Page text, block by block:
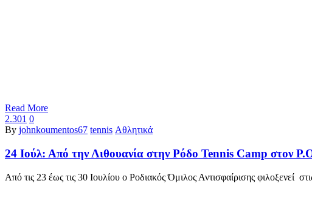
Read More
2.301 0
By johnkoumentos67 tennis Αθλητικά
24 Ιούλ: Από την Λιθουανία στην Ρόδο Tennis Camp στον
Από τις 23 έως τις 30 Ιουλίου ο Ροδιακός Όμιλος Αντισφαίρισης φιλοξενεί